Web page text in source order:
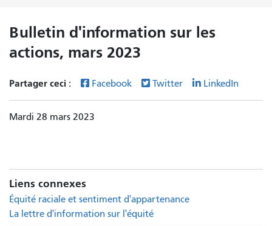
Bulletin d'information sur les
actions, mars 2023
Partager ceci : Facebook Twitter LinkedIn
Mardi 28 mars 2023
Liens connexes
Équité raciale et sentiment d'appartenance
La lettre d'information sur l'équité